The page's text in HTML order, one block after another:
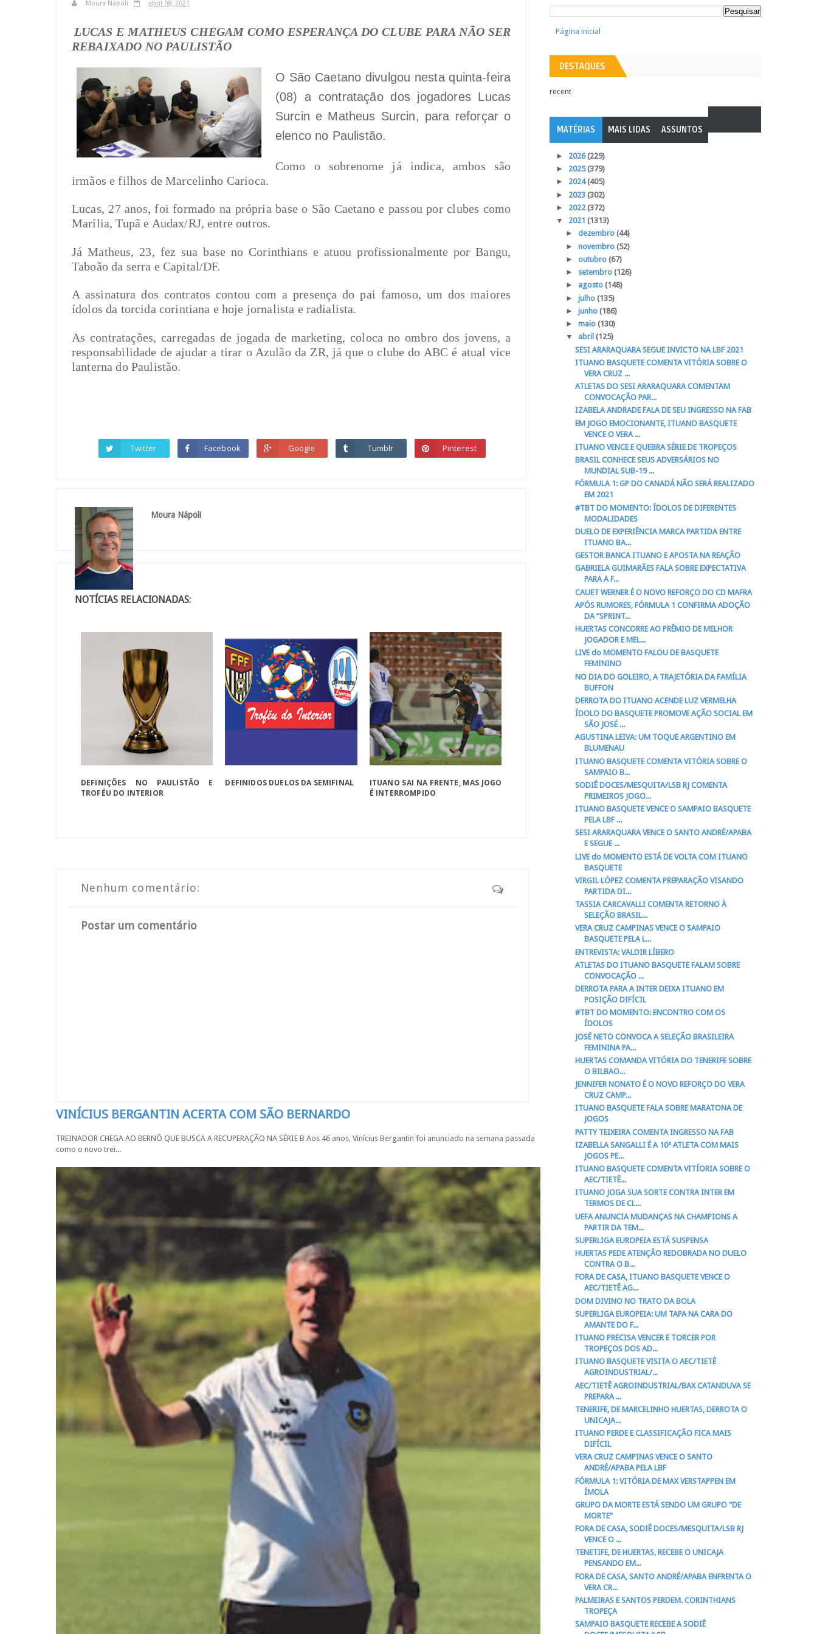
Moura Nápoli abril 08, 2021
LUCAS E MATHEUS CHEGAM COMO ESPERANÇA DO CLUBE PARA NÃO SER
REBAIXADO NO PAULISTÃO
O São Caetano divulgou nesta quinta-feira
(08) a contratação dos jogadores Lucas
Surcin e Matheus Surcin, para reforçar o
elenco no Paulistão.
Como o sobrenome já indica, ambos são
irmãos e filhos de Marcelinho Carioca.
Lucas, 27 anos, foi formado na própria base o São Caetano e passou por clubes como
Marília, Tupã e Audax/RJ, entre outros.
Já Matheus, 23, fez sua base no Corinthians e atuou profissionalmente por Bangu,
Taboão da serra e Capital/DF.
A assinatura dos contratos contou com a presença do pai famoso, um dos maiores
ídolos da torcida corintiana e hoje jornalista e radialista.
As contratações, carregadas de jogada de marketing, coloca no ombro dos jovens, a
responsabilidade de ajudar a tirar o Azulão da ZR, já que o clube do ABC é atual vice
lanterna do Paulistão.
Twitter Facebook Google Tumblr Pinterest
Moura Nápoli
NOTÍCIAS RELACIONADAS:
DEFINIÇÕES NO PAULISTÃO E
TROFÉU DO INTERIOR
DEFINIDOS DUELOS DA SEMIFINAL
ITUANO SAI NA FRENTE, MAS JOGO
É INTERROMPIDO
Nenhum comentário:
Postar um comentário
VINÍCIUS BERGANTIN ACERTA COM SÃO BERNARDO
TREINADOR CHEGA AO BERNÔ QUE BUSCA A RECUPERAÇÃO NA SÉRIE B Aos 46 anos, Vinícius Bergantin foi anunciado na semana passada
como o novo trei...
Página inicial
DESTAQUES
recent
MATÉRIAS MAIS LIDAS ASSUNTOS
► 2026(229)
► 2025(379)
► 2024(405)
► 2023 (302)
► 2022(372)
▼ 2021 (1313)
► dezembro (44)
► novembro (52)
► outubro (67)
► setembro (126)
► agosto (148)
► julho (135)
► junho (186)
► maio (130)
▼ abril (125)
SESI ARARAQUARA SEGUE INVICTO NA LBF 2021
ITUANO BASQUETE COMENTA VITÓRIA SOBRE O
VERA CRUZ ...
ATLETAS DO SESI ARARAQUARA COMENTAM
CONVOCAÇÃO PAR...
IZABELA ANDRADE FALA DE SEU INGRESSO NA FAB
EM JOGO EMOCIONANTE, ITUANO BASQUETE
VENCE O VERA ...
ITUANO VENCE E QUEBRA SÉRIE DE TROPEÇOS
BRASIL CONHECE SEUS ADVERSÁRIOS NO
MUNDIAL SUB-19 ...
FÓRMULA 1: GP DO CANADÁ NÃO SERÁ REALIZADO
EM 2021
#TBT DO MOMENTO: ÍDOLOS DE DIFERENTES
MODALIDADES
DUELO DE EXPERIÊNCIA MARCA PARTIDA ENTRE
ITUANO BA...
GESTOR BANCA ITUANO E APOSTA NA REAÇÃO
GABRIELA GUIMARÃES FALA SOBRE EXPECTATIVA
PARA A F...
CAUET WERNER É O NOVO REFORÇO DO CD MAFRA
APÓS RUMORES, FÓRMULA 1 CONFIRMA ADOÇÃO
DA “SPRINT...
HUERTAS CONCORRE AO PRÊMIO DE MELHOR
JOGADOR E MEL...
LIVE do MOMENTO FALOU DE BASQUETE
FEMININO
NO DIA DO GOLEIRO, A TRAJETÓRIA DA FAMÍLIA
BUFFON
DERROTA DO ITUANO ACENDE LUZ VERMELHA
ÍDOLO DO BASQUETE PROMOVE AÇÃO SOCIAL EM
SÃO JOSÉ ...
AGUSTINA LEIVA: UM TOQUE ARGENTINO EM
BLUMENAU
ITUANO BASQUETE COMENTA VITÓRIA SOBRE O
SAMPAIO B...
SODIÊ DOCES/MESQUITA/LSB RJ COMENTA
PRIMEIROS JOGO...
ITUANO BASQUETE VENCE O SAMPAIO BASQUETE
PELA LBF ...
SESI ARARAQUARA VENCE O SANTO ANDRÉ/APABA
E SEGUE ...
LIVE do MOMENTO ESTÁ DE VOLTA COM ITUANO
BASQUETE
VIRGIL LÓPEZ COMENTA PREPARAÇÃO VISANDO
PARTIDA DI...
TASSIA CARCAVALLI COMENTA RETORNO À
SELEÇÃO BRASIL...
VERA CRUZ CAMPINAS VENCE O SAMPAIO
BASQUETE PELA L...
ENTREVISTA: VALDIR LÍBERO
ATLETAS DO ITUANO BASQUETE FALAM SOBRE
CONVOCAÇÃO ...
DERROTA PARA A INTER DEIXA ITUANO EM
POSIÇÃO DIFÍCIL
#TBT DO MOMENTO: ENCONTRO COM OS
ÍDOLOS
JOSÉ NETO CONVOCA A SELEÇÃO BRASILEIRA
FEMININA PA...
HUERTAS COMANDA VITÓRIA DO TENERIFE SOBRE
O BILBAO...
JENNIFER NONATO É O NOVO REFORÇO DO VERA
CRUZ CAMP...
ITUANO BASQUETE FALA SOBRE MARATONA DE
JOGOS
PATTY TEIXEIRA COMENTA INGRESSO NA FAB
IZABELLA SANGALLI É A 10ª ATLETA COM MAIS
JOGOS PE...
ITUANO BASQUETE COMENTA VITÍORIA SOBRE O
AEC/TIETÊ...
ITUANO JOGA SUA SORTE CONTRA INTER EM
TERMOS DE CL...
UEFA ANUNCIA MUDANÇAS NA CHAMPIONS A
PARTIR DA TEM...
SUPERLIGA EUROPEIA ESTÁ SUSPENSA
HUERTAS PEDE ATENÇÃO REDOBRADA NO DUELO
CONTRA O B...
FORA DE CASA, ITUANO BASQUETE VENCE O
AEC/TIETÊ AG...
DOM DIVINO NO TRATO DA BOLA
SUPERLIGA EUROPEIA: UM TAPA NA CARA DO
AMANTE DO F...
ITUANO PRECISA VENCER E TORCER POR
TROPEÇOS DOS AD...
ITUANO BASQUETE VISITA O AEC/TIETÊ
AGROINDUSTRIAL/...
AEC/TIETÊ AGROINDUSTRIAL/BAX CATANDUVA SE
PREPARA ...
TENERIFE, DE MARCELINHO HUERTAS, DERROTA O
UNICAJA...
ITUANO PERDE E CLASSIFICAÇÃO FICA MAIS
DIFÍCIL
VERA CRUZ CAMPINAS VENCE O SANTO
ANDRÉ/APABA PELA LBF
FÓRMULA 1: VITÓRIA DE MAX VERSTAPPEN EM
ÍMOLA
GRUPO DA MORTE ESTÁ SENDO UM GRUPO "DE
MORTE"
FORA DE CASA, SODIÊ DOCES/MESQUITA/LSB RJ
VENCE O ...
TENETIFE, DE HUERTAS, RECEBE O UNICAJA
PENSANDO EM...
FORA DE CASA, SANTO ANDRÉ/APABA ENFRENTA O
VERA CR...
PALMEIRAS E SANTOS PERDEM. CORINTHIANS
TROPEÇA
SAMPAIO BASQUETE RECEBE A SODIÊ